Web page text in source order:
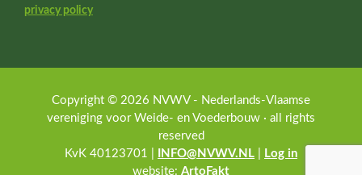
privacy policy
Copyright © 2026 NVWV - Nederlands-Vlaamse
vereniging voor Weide- en Voederbouw · all rights
reserved
KvK 40123701 |
INFO@NVWV.NL
Log in
website: ArtoFakt